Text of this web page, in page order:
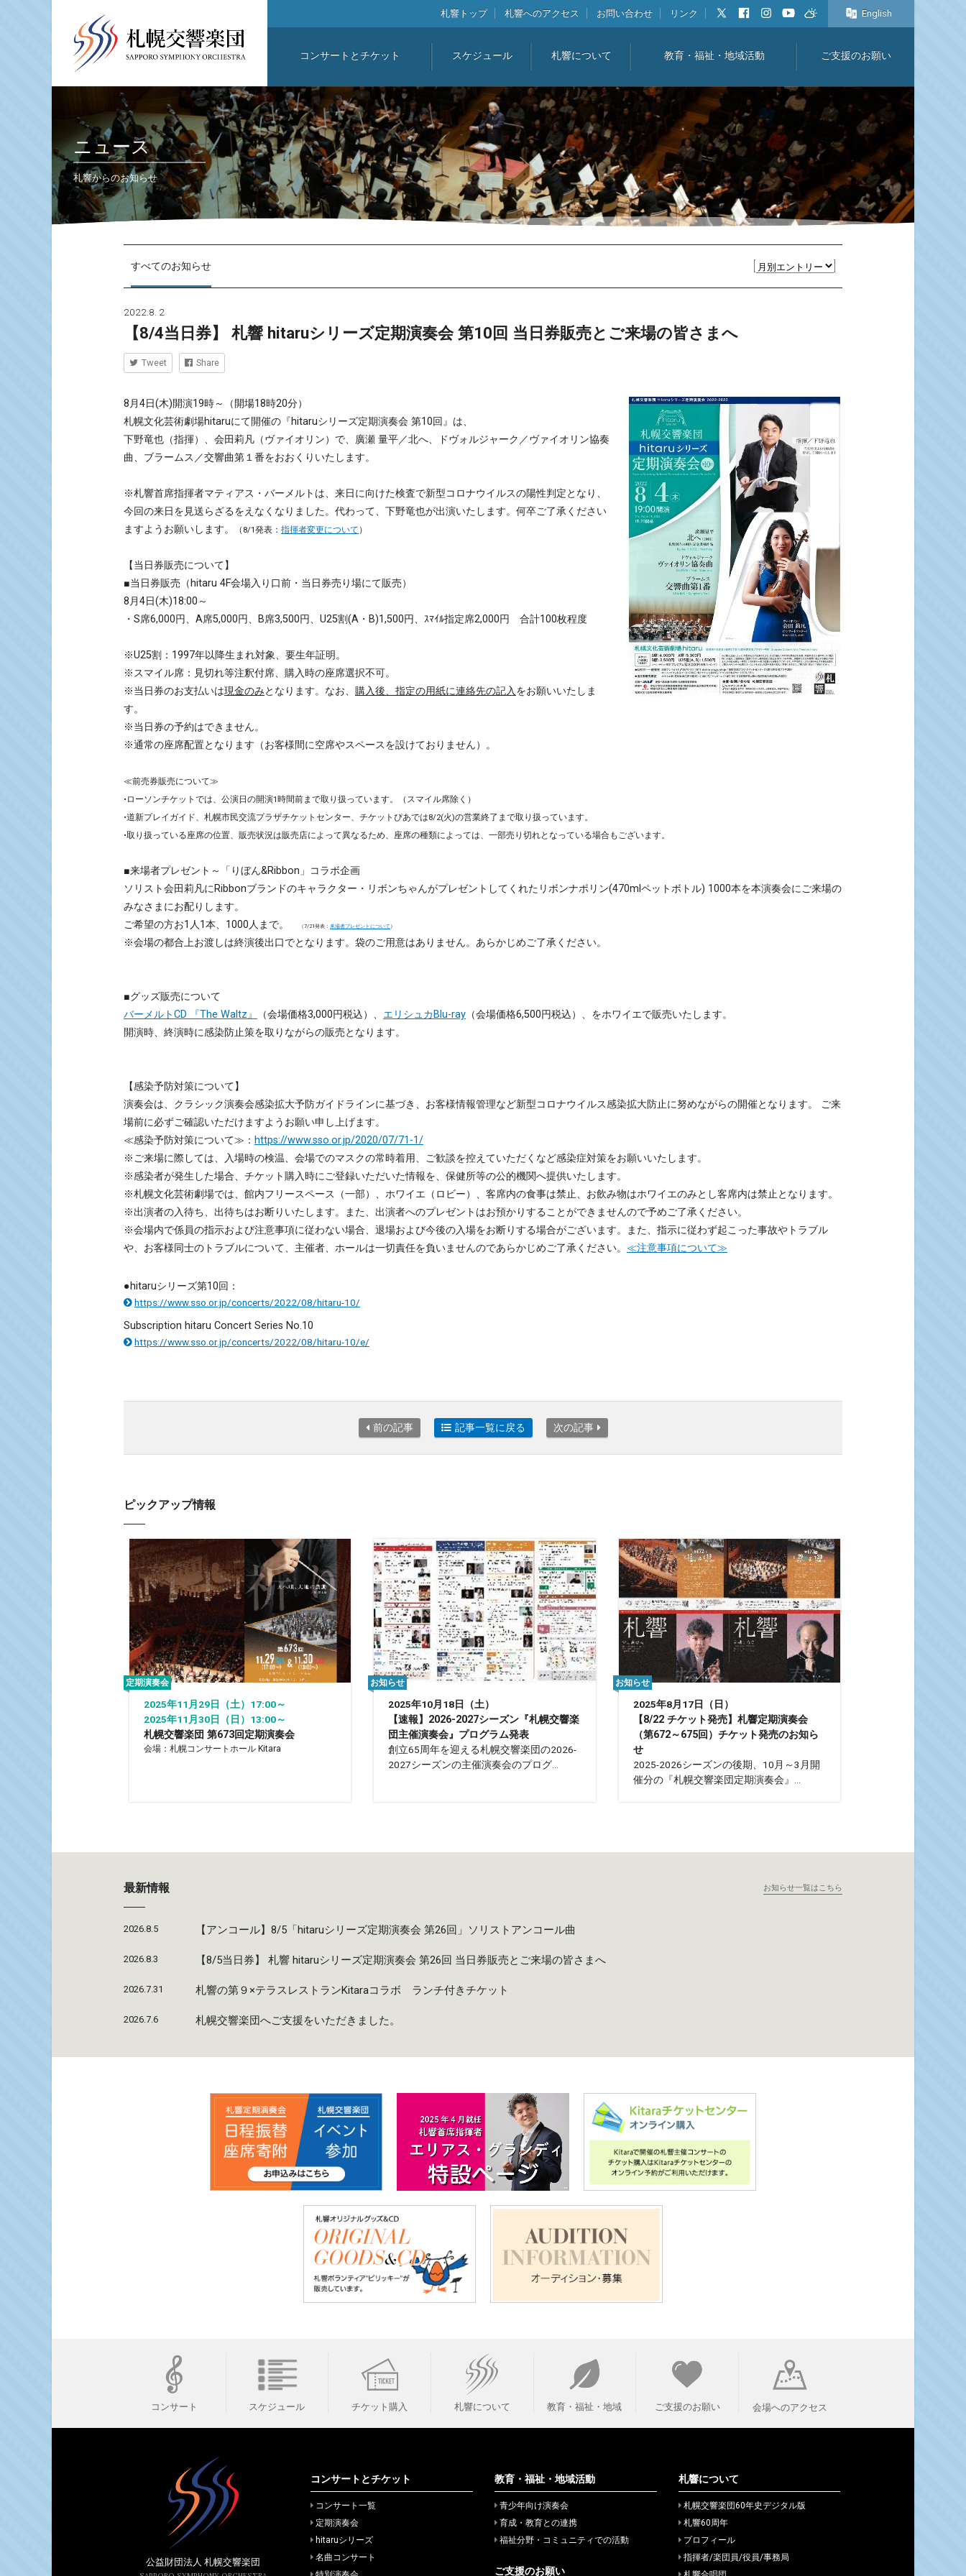
札響トップ 札響へのアクセス お問い合わせ リンク English
コンサートとチケット スケジュール 札響について 教育・福祉・地域活動 ご支援のお願い
ニュース
札響からのお知らせ
すべてのお知らせ
2022.8. 2
【8/4当日券】 札響 hitaruシリーズ定期演奏会 第10回 当日券販売とご来場の皆さまへ
Tweet Share
8月4日(木)開演19時～（開場18時20分）
札幌文化芸術劇場hitaruにて開催の『hitaruシリーズ定期演奏会 第10回』は、
下野竜也（指揮）、会田莉凡（ヴァイオリン）で、廣瀬 量平／北へ、ドヴォルジャーク／ヴァイオリン協奏
曲、ブラームス／交響曲第１番をおおくりいたします。
※札響首席指揮者マティアス・バーメルトは、来日に向けた検査で新型コロナウイルスの陽性判定となり、
今回の来日を見送らざるをえなくなりました。代わって、下野竜也が出演いたします。何卒ご了承ください
ますようお願いします。
（8/1発表： 指揮者変更について ）
【当日券販売について】
■当日券販売（hitaru 4F会場入り口前・当日券売り場にて販売）
8月4日(木)18:00～
・S席6,000円、A席5,000円、B席3,500円、U25割(A・B)1,500円、ｽﾏｲﾙ指定席2,000円 合計100枚程度
※U25割：1997年以降生まれ対象、要生年証明。
※スマイル席：見切れ等注釈付席、購入時の座席選択不可。
※当日券のお支払いは現金のみとなります。なお、 購入後、指定の用紙に連絡先の記入をお願いいたしま
す。
※当日券の予約はできません。
※通常の座席配置となります（お客様間に空席やスペースを設けておりません）。
≪前売券販売について≫
•ローソンチケットでは、公演日の開演1時間前まで取り扱っています。（スマイル席除く）
•道新プレイガイド、札幌市民交流プラザチケットセンター、チケットぴあでは8/2(火)の営業終了まで取り扱っています。
•取り扱っている座席の位置、販売状況は販売店によって異なるため、座席の種類によっては、一部売り切れとなっている場合もございます。
■来場者プレゼント～「りぼん&Ribbon」コラボ企画
ソリスト会田莉凡にRibbonブランドのキャラクター・リボンちゃんがプレゼントしてくれたリボンナポリン(470mlペットボトル) 1000本を本演奏会にご来場の
みなさまにお配りします。
ご希望の方お1人1本、1000人まで。
（7/21発表： 来場者プレゼントについて ）
※会場の都合上お渡しは終演後出口でとなります。袋のご用意はありません。あらかじめご了承ください。
■グッズ販売について
バーメルトCD 『The Waltz』
（会場価格3,000円税込）、 エリシュカBlu-ray （会場価格6,500円税込）、をホワイエで販売いたします。
開演時、終演時に感染防止策を取りながらの販売となります。
【感染予防対策について】
演奏会は、クラシック演奏会感染拡大予防ガイドラインに基づき、お客様情報管理など新型コロナウイルス感染拡大防止に努めながらの開催となります。 ご来
場前に必ずご確認いただけますようお願い申し上げます。
≪感染予防対策について≫： https://www.sso.or.jp/2020/07/71-1/
※ご来場に際しては、入場時の検温、会場でのマスクの常時着用、ご歓談を控えていただくなど感染症対策をお願いいたします。
※感染者が発生した場合、チケット購入時にご登録いただいた情報を、保健所等の公的機関へ提供いたします。
※札幌文化芸術劇場では、館内フリースペース（一部）、ホワイエ（ロビー）、客席内の食事は禁止、お飲み物はホワイエのみとし客席内は禁止となります。
※出演者の入待ち、出待ちはお断りいたします。また、出演者へのプレゼントはお預かりすることができませんので予めご了承ください。
※会場内で係員の指示および注意事項に従わない場合、退場および今後の入場をお断りする場合がございます。また、指示に従わず起こった事故やトラブル
や、お客様同士のトラブルについて、主催者、ホールは一切責任を負いませんのであらかじめご了承ください。 ≪注意事項について≫
●hitaruシリーズ第10回：
https://www.sso.or.jp/concerts/2022/08/hitaru-10/
Subscription hitaru Concert Series No.10
https://www.sso.or.jp/concerts/2022/08/hitaru-10/e/
前の記事 記事一覧に戻る 次の記事
ピックアップ情報
2025年11月29日（土）17:00～
2025年11月30日（日）13:00～
札幌交響楽団 第673回定期演奏会
会場：札幌コンサートホール Kitara
定期演奏会
2025年10月18日（土）
【速報】2026-2027シーズン『札幌交響楽
団主催演奏会』プログラム発表
お知らせ
創立65周年を迎える札幌交響楽団の2026-
2027シーズンの主催演奏会のプログ...
2025年8月17日（日）
【8/22 チケット発売】札響定期演奏会
（第672～675回）チケット発売のお知ら
せ
お知らせ
2025-2026シーズンの後期、10月～3月開
催分の『札幌交響楽団定期演奏会』...
最新情報 お知らせ一覧はこちら
2026.8.5 【アンコール】8/5「hitaruシリーズ定期演奏会 第26回」ソリストアンコール曲
2026.8.3 【8/5当日券】 札響 hitaruシリーズ定期演奏会 第26回 当日券販売とご来場の皆さまへ
2026.7.31 札響の第９×テラスレストランKitaraコラボ ランチ付きチケット
2026.7.6 札幌交響楽団へご支援をいただきました。
コンサート スケジュール チケット購入 札響について 教育・福祉・地域 ご支援のお願い 会場へのアクセス
公益財団法人 札幌交響楽団
コンサートとチケット
コンサート一覧
定期演奏会
hitaruシリーズ
名曲コンサート
教育・福祉・地域活動
青少年向け演奏会
育成・教育との連携
福祉分野・コミュニティでの活動
ご支援のお願い
札響について
札幌交響楽団60年史デジタル版
札響60周年
プロフィール
指揮者/楽団員/役員/事務局